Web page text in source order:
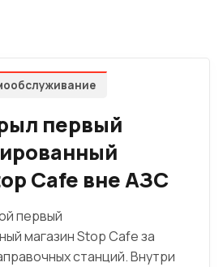
первый
Cafe вне АЗС
первый
магазин Stop Cafe за
станций. Внутри